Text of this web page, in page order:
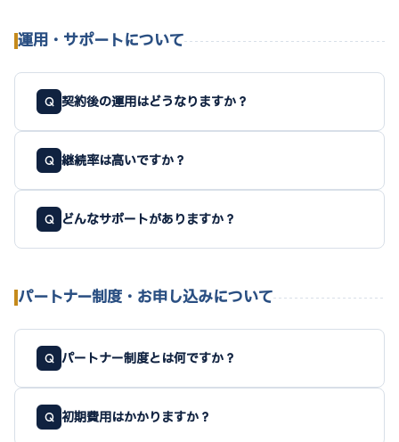
運用・サポートについて
Q 契約後の運用はどうなりますか？
Q 継続率は高いですか？
Q どんなサポートがありますか？
パートナー制度・お申し込みについて
Q パートナー制度とは何ですか？
Q 初期費用はかかりますか？